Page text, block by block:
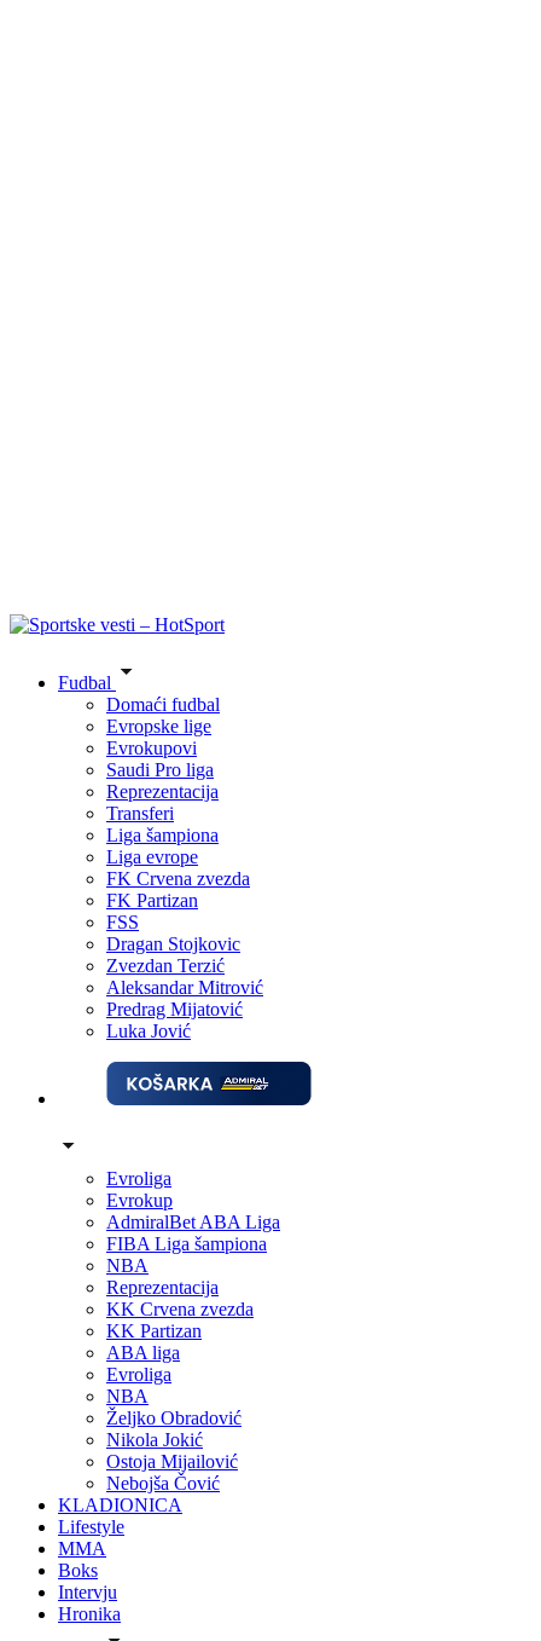
Fudbal
Domaći fudbal
Evropske lige
Evrokupovi
Saudi Pro liga
Reprezentacija
Transferi
Liga šampiona
Liga evrope
FK Crvena zvezda
FK Partizan
FSS
Dragan Stojkovic
Zvezdan Terzić
Aleksandar Mitrović
Predrag Mijatović
Luka Jović
Evroliga
Evrokup
AdmiralBet ABA Liga
FIBA Liga šampiona
NBA
Reprezentacija
KK Crvena zvezda
KK Partizan
ABA liga
Evroliga
NBA
Željko Obradović
Nikola Jokić
Ostoja Mijailović
Nebojša Čović
KLADIONICA
Lifestyle
MMA
Boks
Intervju
Hronika